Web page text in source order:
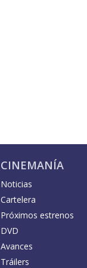
CINEMANÍA
Noticias
Cartelera
Próximos estrenos
DVD
Avances
Tráilers